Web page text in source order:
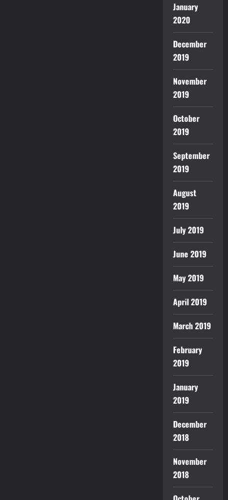
January
2020
December
2019
November
2019
October
2019
September
2019
August
2019
July 2019
June 2019
May 2019
April 2019
March 2019
February
2019
January
2019
December
2018
November
2018